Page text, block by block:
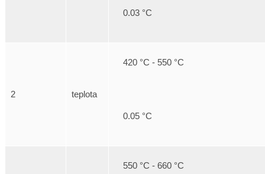
0.03 °C
2 teplota
420 °C - 550 °C
0.05 °C
550 °C - 660 °C